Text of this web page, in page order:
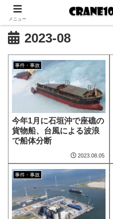
2023-08
事件・事故
今年1月に石垣沖で座礁の
貨物船、台風による波浪
で船体分断
2023.08.05
事件・事故
メニュー